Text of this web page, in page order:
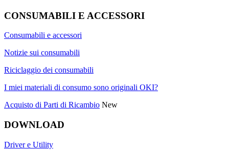
CONSUMABILI E ACCESSORI
Consumabili e accessori
Notizie sui consumabili
Riciclaggio dei consumabili
I miei materiali di consumo sono originali OKI?
Acquisto di Parti di Ricambio New
DOWNLOAD
Driver e Utility